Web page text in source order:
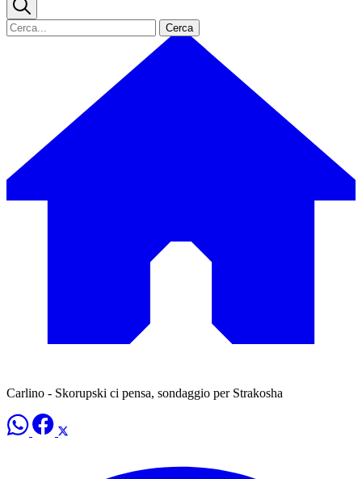
Cerca
Carlino - Skorupski ci pensa, sondaggio per Strakosha